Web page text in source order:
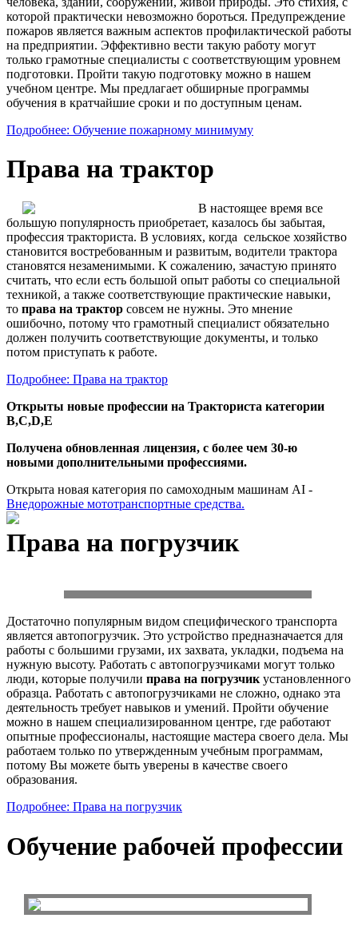
которой практически невозможно бороться. Предупреждение
пожаров является важным аспектов профилактической работы
на предприятии. Эффективно вести такую работу могут
только грамотные специалисты с соответствующим уровнем
подготовки. Пройти такую подготовку можно в нашем
учебном центре. Мы предлагает обширные программы
обучения в кратчайшие сроки и по доступным ценам.
Подробнее: Обучение пожарному минимуму
Права на трактор
В настоящее время все
большую популярность приобретает, казалось бы забытая,
профессия тракториста. В условиях, когда сельское хозяйство
становится востребованным и развитым, водители трактора
становятся незаменимыми. К сожалению, зачастую принято
считать, что если есть большой опыт работы со специальной
техникой, а также соответствующие практические навыки,
то права на трактор совсем не нужны. Это мнение
ошибочно, потому что грамотный специалист обязательно
должен получить соответствующие документы, и только
потом приступать к работе.
Подробнее: Права на трактор
Открыты новые профессии на Тракториста категории
B,C,D,E
Получена обновленная лицензия, с более чем 30-ю
новыми дополнительными профессиями.
Открыта новая категория по самоходным машинам АI -
Внедорожные мототранспортные средства.
Права на погрузчик
Достаточно популярным видом специфического транспорта
является автопогрузчик. Это устройство предназначается для
работы с большими грузами, их захвата, укладки, подъема на
нужную высоту. Работать с автопогрузчиками могут только
люди, которые получили права на погрузчик установленного
образца. Работать с автопогрузчиками не сложно, однако эта
деятельность требует навыков и умений. Пройти обучение
можно в нашем специализированном центре, где работают
опытные профессионалы, настоящие мастера своего дела. Мы
работаем только по утвержденным учебным программам,
потому Вы можете быть уверены в качестве своего
образования.
Подробнее: Права на погрузчик
Обучение рабочей профессии